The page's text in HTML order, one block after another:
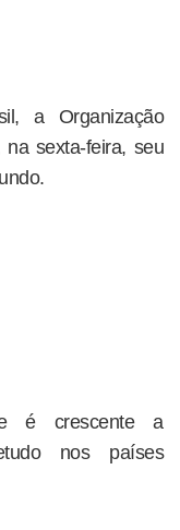
a Organização
na sexta-feira, seu
é crescente a
nos países